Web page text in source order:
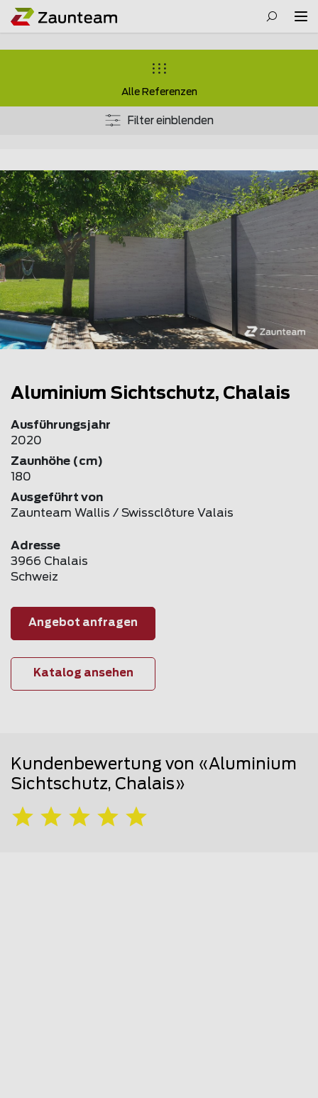
Alle Referenzen
Filter einblenden
Aluminium Sichtschutz, Chalais
Ausführungsjahr
2020
Zaunhöhe (cm)
180
Ausgeführt von
Zaunteam Wallis / Swissclôture Valais
Adresse
3966 Chalais
Schweiz
Angebot anfragen
Katalog ansehen
Kundenbewertung von «Aluminium
Sichtschutz, Chalais»